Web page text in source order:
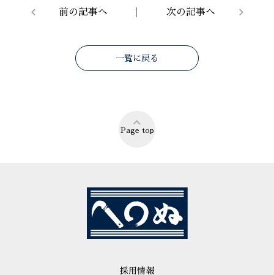
前の記事へ 次の記事へ
一覧に戻る
Page top
採用情報